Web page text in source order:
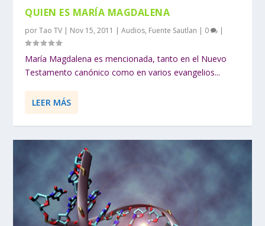
QUIEN ES MARÍA MAGDALENA
porTao TV | Nov 15, 2011 |Audios, Fuente Sautlan | 0 |
María Magdalena es mencionada, tanto en el Nuevo
Testamento canónico como en varios evangelios...
LEER MÁS